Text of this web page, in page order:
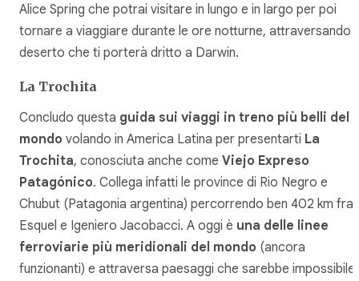
Alice Spring che potrai visitare in lungo e in largo per poi
tornare a viaggiare durante le ore notturne, attraversando il
deserto che ti porterà dritto a Darwin.
La Trochita
Concludo questa guida sui viaggi in treno più belli del
mondo volando in America Latina per presentarti La
Trochita, conosciuta anche come Viejo Expreso
Patagónico. Collega infatti le province di Rio Negro e
Chubut (Patagonia argentina) percorrendo ben 402 km fra
Esquel e Igeniero Jacobacci. A oggi è una delle linee
ferroviarie più meridionali del mondo (ancora
funzionanti) e attraversa paesaggi che sarebbe impossibile